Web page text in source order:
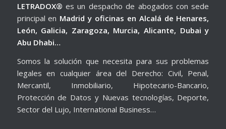
LETRADOX® es un despacho de abogados con sede
principal en Madrid y oficinas en Alcalá de Henares,
León, Galicia, Zaragoza, Murcia, Alicante, Dubai y
Abu Dhabi…
Somos la solución que necesita para sus problemas
legales en cualquier área del Derecho: Civil, Penal,
Mercantil, Inmobiliario, Hipotecario-Bancario,
Protección de Datos y Nuevas tecnologías, Deporte,
Sector del Lujo, International Business…